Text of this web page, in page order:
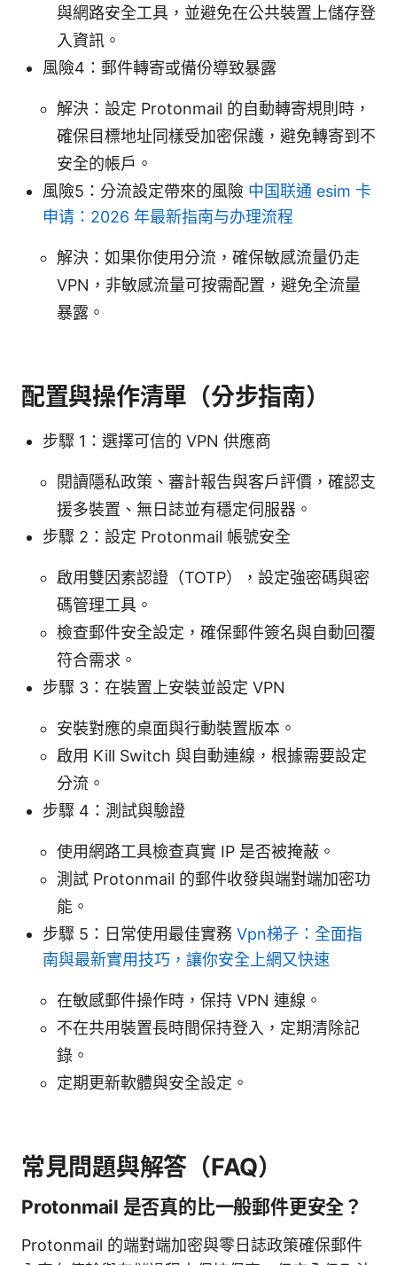
與網路安全工具，並避免在公共裝置上儲存登
入資訊。
風險4：郵件轉寄或備份導致暴露
解決：設定 Protonmail 的自動轉寄規則時，
確保目標地址同樣受加密保護，避免轉寄到不
安全的帳戶。
風險5：分流設定帶來的風險 中国联通 esim 卡
申请：2026 年最新指南与办理流程
解決：如果你使用分流，確保敏感流量仍走
VPN，非敏感流量可按需配置，避免全流量
暴露。
配置與操作清單（分步指南）
步驟 1：選擇可信的 VPN 供應商
閱讀隱私政策、審計報告與客戶評價，確認支
援多裝置、無日誌並有穩定伺服器。
步驟 2：設定 Protonmail 帳號安全
啟用雙因素認證（TOTP），設定強密碼與密
碼管理工具。
檢查郵件安全設定，確保郵件簽名與自動回覆
符合需求。
步驟 3：在裝置上安裝並設定 VPN
安裝對應的桌面與行動裝置版本。
啟用 Kill Switch 與自動連線，根據需要設定
分流。
步驟 4：測試與驗證
使用網路工具檢查真實 IP 是否被掩蔽。
測試 Protonmail 的郵件收發與端對端加密功
能。
步驟 5：日常使用最佳實務 Vpn梯子：全面指
南與最新實用技巧，讓你安全上網又快速
在敏感郵件操作時，保持 VPN 連線。
不在共用裝置長時間保持登入，定期清除記
錄。
定期更新軟體與安全設定。
常見問題與解答（FAQ）
Protonmail 是否真的比一般郵件更安全？
Protonmail 的端對端加密與零日誌政策確保郵件